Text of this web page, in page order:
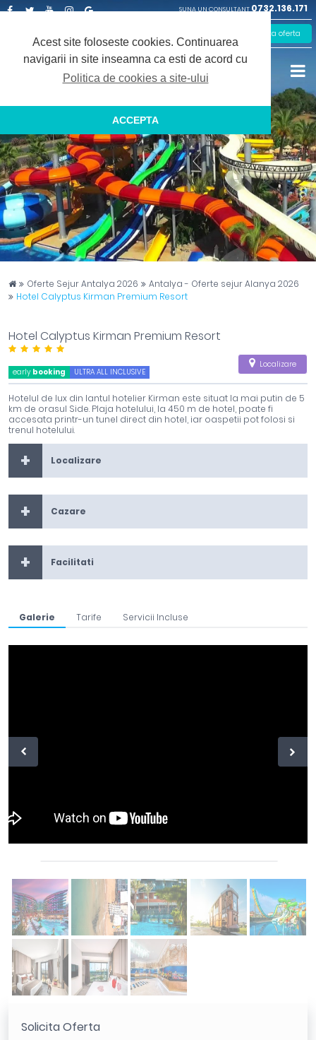
Acest site foloseste cookies. Continuarea
navigarii in site inseamna ca esti de acord cu
Politica de cookies a site-ului
ACCEPTA
Captain Travel
Oferte Sejur Antalya 2026
Antalya - Oferte sejur Alanya 2026
Hotel Calyptus Kirman Premium Resort
Hotel Calyptus Kirman Premium Resort
early booking ULTRA ALL INCLUSIVE
Localizare
Hotelul de lux din lantul hotelier Kirman este situat la mai putin de 5
km de orasul Side. Plaja hotelului, la 450 m de hotel, poate fi
accesata printr-un tunel direct din hotel, iar oaspetii pot folosi si
trenul hotelului.
Localizare
Cazare
Facilitati
Galerie Tarife Servicii Incluse
Solicita Oferta
SUNA UN CONSULTANT 0732.136.171
Plus
Solicita oferta